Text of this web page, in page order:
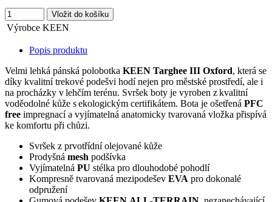
Výrobce KEEN
Popis produktu
Velmi lehká pánská polobotka KEEN Targhee III Oxford, která se
díky kvalitní trekové podešvi hodí nejen pro městské prostředí, ale i
na procházky v lehčím terénu. Svršek boty je vyroben z kvalitní
voděodolné kůže s ekologickým certifikátem. Bota je ošetřená PFC
free impregnací a vyjímatelná anatomicky tvarovaná vložka přispívá
ke komfortu při chůzi.
Svršek z prvotřídní olejované kůže
Prodyšná mesh podšívka
Vyjímatelná PU stélka pro dlouhodobé pohodlí
Kompresně tvarovaná mezipodešev EVA pro dokonalé
odpružení